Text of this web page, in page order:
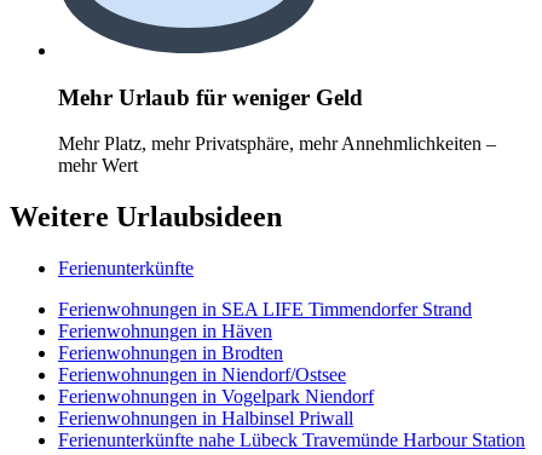
Mehr Urlaub für weniger Geld
Mehr Platz, mehr Privatsphäre, mehr Annehmlichkeiten –
mehr Wert
Weitere Urlaubsideen
Ferienunterkünfte
Ferienwohnungen in SEA LIFE Timmendorfer Strand
Ferienwohnungen in Häven
Ferienwohnungen in Brodten
Ferienwohnungen in Niendorf/Ostsee
Ferienwohnungen in Vogelpark Niendorf
Ferienwohnungen in Halbinsel Priwall
Ferienunterkünfte nahe Lübeck Travemünde Harbour Station